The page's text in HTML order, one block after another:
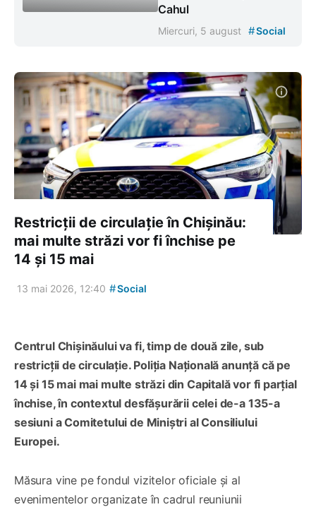
Cahul
Miercuri, 5 august #Social
Restricții de circulație în Chișinău:
mai multe străzi vor fi închise pe
14 și 15 mai
13 mai 2026, 12:40 #Social
Centrul Chișinăului va fi, timp de două zile, sub
restricții de circulație. Poliția Națională anunță că pe
14 și 15 mai mai multe străzi din Capitală vor fi parțial
închise, în contextul desfășurării celei de-a 135-a
sesiuni a Comitetului de Miniștri al Consiliului
Europei.
Măsura vine pe fondul vizitelor oficiale și al
evenimentelor organizate în cadrul reuniunii